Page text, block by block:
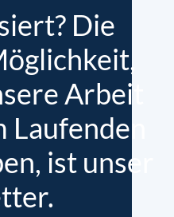
Die
Arbeit
ist unser